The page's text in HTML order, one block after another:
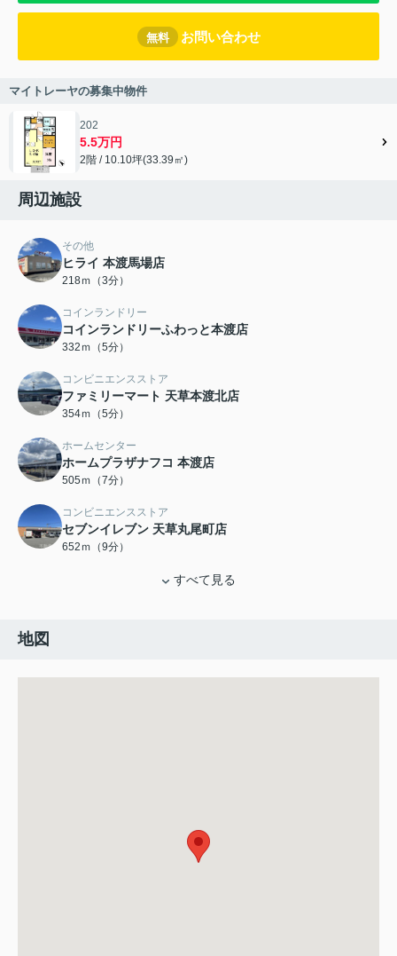
無料 お問い合わせ
マイトレーヤの募集中物件
202
5.5万円
2階 / 10.10坪(33.39㎡)
周辺施設
その他
ヒライ 本渡馬場店
218ｍ（3分）
コインランドリー
コインランドリーふわっと本渡店
332ｍ（5分）
コンビニエンスストア
ファミリーマート 天草本渡北店
354ｍ（5分）
ホームセンター
ホームプラザナフコ 本渡店
505ｍ（7分）
コンビニエンスストア
セブンイレブン 天草丸尾町店
652ｍ（9分）
すべて見る
地図